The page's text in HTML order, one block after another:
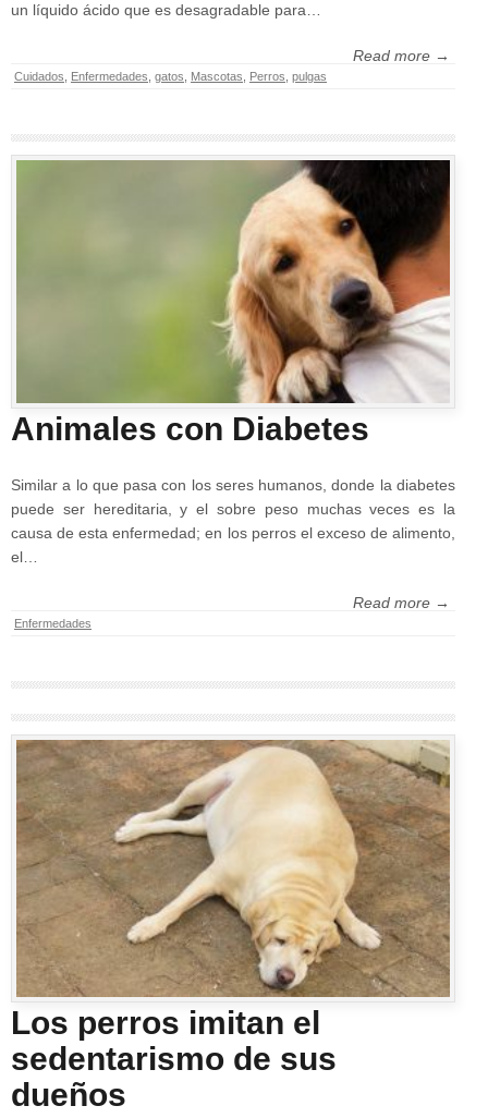
un líquido ácido que es desagradable para…
Read more →
Cuidados Enfermedades gatos Mascotas Perros pulgas
Animales con Diabetes
Similar a lo que pasa con los seres humanos, donde la diabetes
puede ser hereditaria, y el sobre peso muchas veces es la
causa de esta enfermedad; en los perros el exceso de alimento,
el…
Read more →
Enfermedades
Los perros imitan el
sedentarismo de sus
dueños